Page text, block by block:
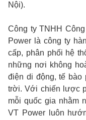
Nội).
Công ty TNHH
Power là công ty
cấp, phân phối hệ
những nơi không
điện di động, tế
trời. Với chiến lược
mỗi quốc gia nhằm
VT Power luôn